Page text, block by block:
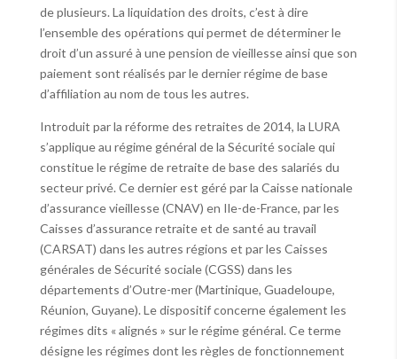
de plusieurs. La liquidation des droits, c’est à dire
l’ensemble des opérations qui permet de déterminer le
droit d’un assuré à une pension de vieillesse ainsi que son
paiement sont réalisés par le dernier régime de base
d’affiliation au nom de tous les autres.
Introduit par la réforme des retraites de 2014, la LURA
s’applique au régime général de la Sécurité sociale qui
constitue le régime de retraite de base des salariés du
secteur privé. Ce dernier est géré par la Caisse nationale
d’assurance vieillesse (CNAV) en Ile-de-France, par les
Caisses d’assurance retraite et de santé au travail
(CARSAT) dans les autres régions et par les Caisses
générales de Sécurité sociale (CGSS) dans les
départements d’Outre-mer (Martinique, Guadeloupe,
Réunion, Guyane). Le dispositif concerne également les
régimes dits « alignés » sur le régime général. Ce terme
désigne les régimes dont les règles de fonctionnement